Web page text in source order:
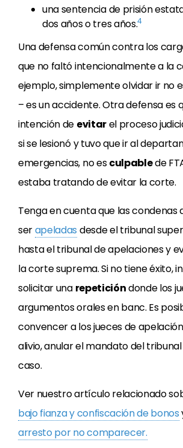
una sentencia de prisión
dos años o tres años.4
Una defensa común contra los
que no faltó intencionalmente a la
ejemplo, simplemente olvidar ir no
– es un accidente. Otra defensa es
intención de evitarel proceso
si se lesionó y tuvo que ir al
emergencias, no esculpablede
estaba tratando de evitar la corte.
Tenga en cuenta que las condenas
serapeladas desde el tribunal
hasta el tribunal de apelaciones y
la corte suprema. Si no tiene éxito,
solicitar una repeticióndonde los
argumentos orales en banc. Es
convencer a los jueces de
alivio, anular el mandato del
caso.
Ver nuestro artículo relacionado
bajo fianza y confiscación de bonos
arresto por no comparecer.